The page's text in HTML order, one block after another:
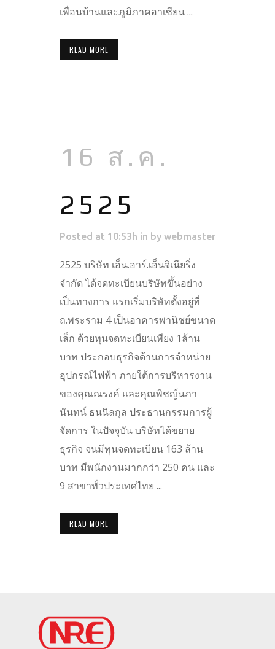
เพื่อนบ้านและภูมิภาคอาเซียน ...
READ MORE
16 ส.ค.
2525
Posted at 10:53h in by webmaster
2525 บริษัท เอ็น.อาร์.เอ็นจิเนียริ่ง
จำกัด ได้จดทะเบียนบริษัทขึ้นอย่าง
เป็นทางการ แรกเริ่มบริษัทตั้งอยู่ที่
ถ.พระราม 4 เป็นอาคารพานิชย์ขนาด
เล็ก ด้วยทุนจดทะเบียนเพียง 1ล้าน
บาท ประกอบธุรกิจด้านการจำหน่าย
อุปกรณ์ไฟฟ้า ภายใต้การบริหารงาน
ของคุณณรงค์ และคุณพิชญ์นภา
นันทน์ ธนนิลกุล ประธานกรรมการผู้
จัดการ ในปัจจุบัน บริษัทได้ขยาย
ธุรกิจ จนมีทุนจดทะเบียน 163 ล้าน
บาท มีพนักงานมากกว่า 250 คน และ
9 สาขาทั่วประเทศไทย ...
READ MORE